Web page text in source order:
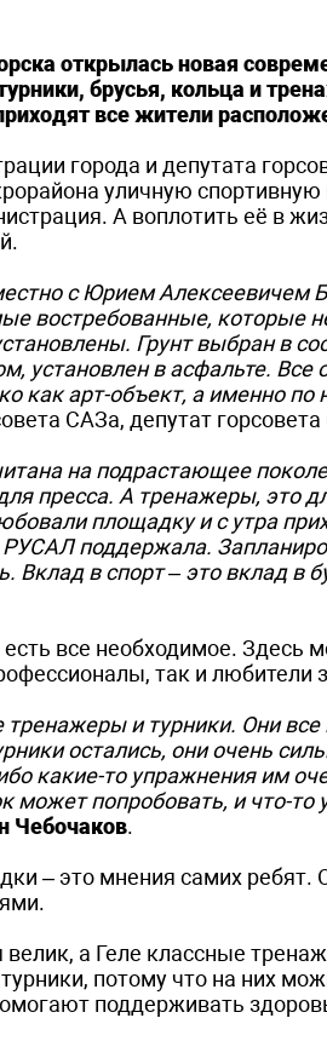
открылась новая
брусья, кольца и
все жители
города и депутата
уличную
А воплотить её в
с Юрием Алексеевичем
востребованные, которые
Грунт выбран в
установлен в асфальте.
как арт-объект, а именно
САЗа, депутат
на подрастающее
пресса. А тренажеры, это
площадку и с утра
поддержала.
Вклад в спорт – это вклад в
все необходимое. Здесь
так и любители
и турники. Они
остались, они очень
какие-то упражнения им
попробовать, и что-то
Чебочаков.
– это мнения самих ребят.
а Геле классные
потому что на них
поддерживать